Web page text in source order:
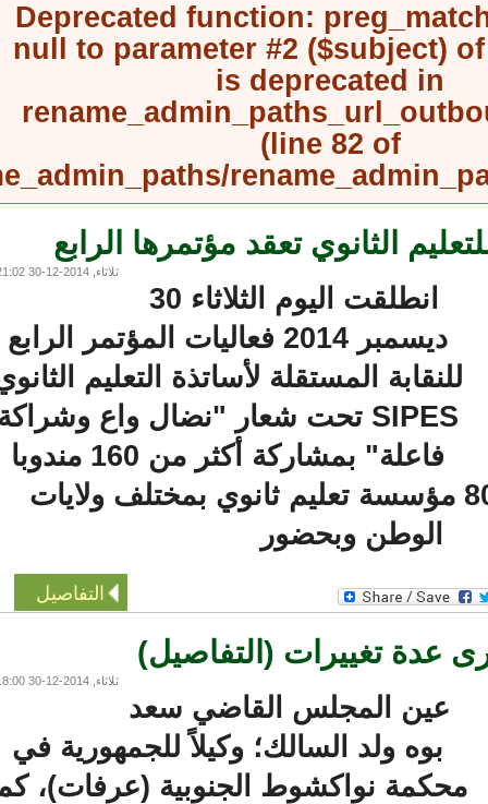
Deprecated function:
null to parameter #2 ($subject)
is deprecated in
(line82of
الثانوي تعقد مؤتمرها الرابع
ثلاثاء, 2014-12-30 21:02
انطلقت اليوم الثلاثاء 30
ديسمبر 2014 فعاليات المؤتمر الرابع
للنقابة المستقلة لأساتذة التعليم الثانوي
SIPES تحت شعار "نضال واع وشراكة
فاعلة" بمشاركة أكثر من 160 مندوبا
ممثلا لأزيد من 80 مؤسسة تعليم ثانوي بمختلف ولايات
الوطن وبحضور
التفاصيل
عدة تغييرات (التفاصيل)
ثلاثاء, 2014-12-30 18:00
عين المجلس القاضي سعد
بوه ولد السالك؛ وكيلاً للجمهورية في
نواكشوط الجنوبية (عرفات)، كما